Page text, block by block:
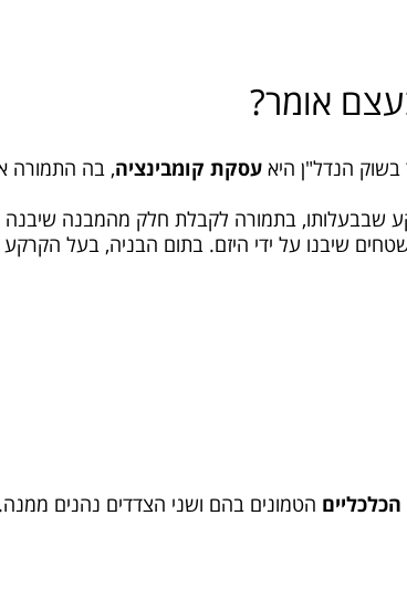
אומר?
בשוק הנדל"ן היא עסקת קומבינציה, בה התמורה
שבבעלותו, בתמורה לקבלת חלק מהמבנה
שיבנו על ידי היזם. בתום הבניה, בעל
הטמונים בהם ושני הצדדים נהנים ממנה.